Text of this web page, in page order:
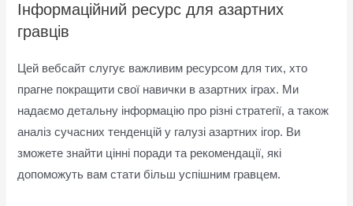
Інформаційний ресурс для азартних
гравців
Цей вебсайт слугує важливим ресурсом для тих, хто
прагне покращити свої навички в азартних іграх. Ми
надаємо детальну інформацію про різні стратегії, а також
аналіз сучасних тенденцій у галузі азартних ігор. Ви
зможете знайти цінні поради та рекомендації, які
допоможуть вам стати більш успішним гравцем.